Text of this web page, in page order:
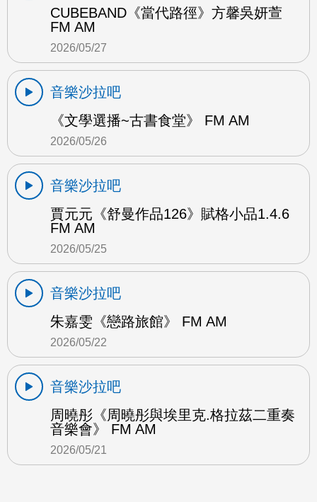
CUBEBAND《當代路徑》方馨吳妍萱
FM AM
2026/05/27
音樂沙拉吧
《文學選播~古書食堂》 FM AM
2026/05/26
音樂沙拉吧
賈元元《舒曼作品126》賦格小品1.4.6
FM AM
2026/05/25
音樂沙拉吧
朱嘉雯《戀路旅館》 FM AM
2026/05/22
音樂沙拉吧
周曉彤《周曉彤與埃里克.格拉茲二重奏
音樂會》 FM AM
2026/05/21